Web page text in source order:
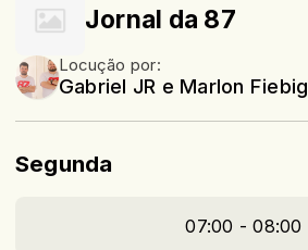
Jornal da 87
Locução por:
Gabriel JR e Marlon Fiebig
Segunda
07:00 - 08:00